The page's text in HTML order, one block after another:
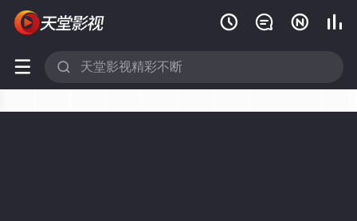
   
 